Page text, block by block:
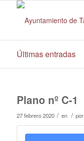
Últimas entradas
Plano nº C-1
27 febrero 2020 / en / por